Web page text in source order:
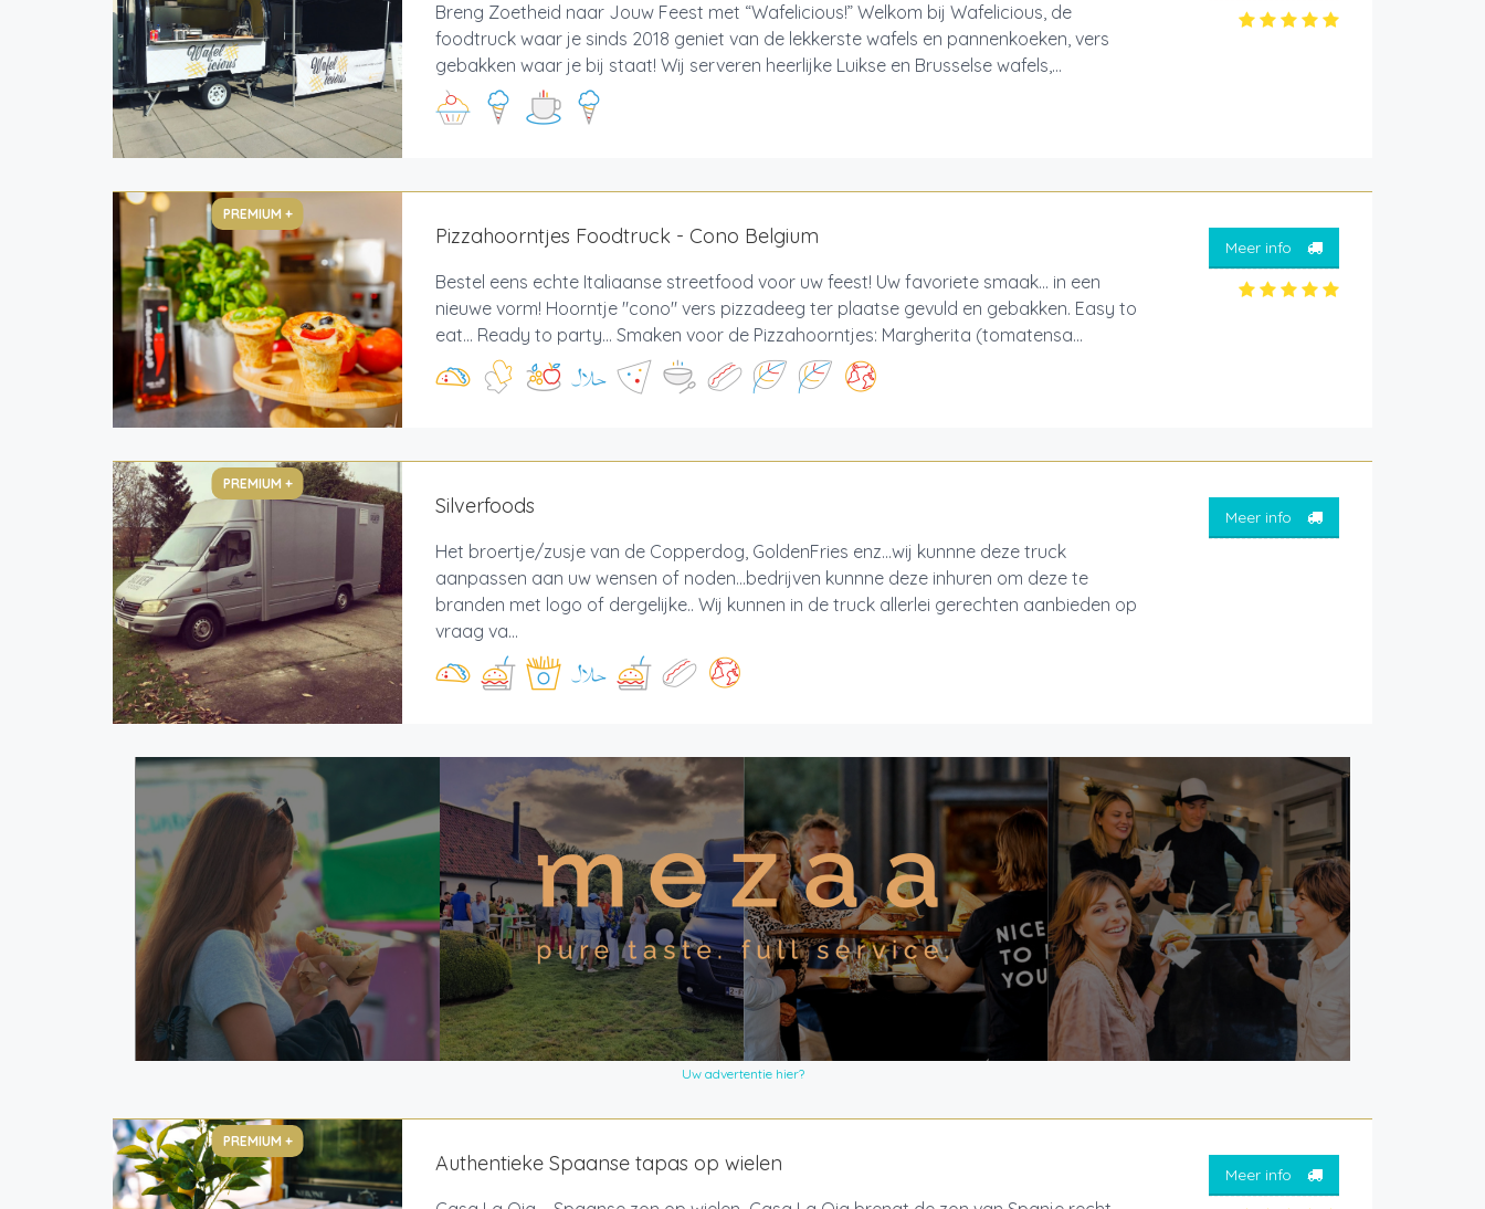
Breng Zoetheid naar Jouw Feest met “Wafelicious!” Welkom bij Wafelicious, de
foodtruck waar je sinds 2018 geniet van de lekkerste wafels en pannenkoeken, vers
gebakken waar je bij staat! Wij serveren heerlijke Luikse en Brusselse wafels,...
PREMIUM +
Pizzahoorntjes Foodtruck - Cono Belgium
Bestel eens echte Italiaanse streetfood voor uw feest! Uw favoriete smaak... in een
nieuwe vorm! Hoorntje "cono" vers pizzadeeg ter plaatse gevuld en gebakken. Easy to
eat... Ready to party... Smaken voor de Pizzahoorntjes: Margherita (tomatensa...
Meer info
PREMIUM +
Silverfoods
Het broertje/zusje van de Copperdog, GoldenFries enz...wij kunnne deze truck
aanpassen aan uw wensen of noden...bedrijven kunnne deze inhuren om deze te
branden met logo of dergelijke.. Wij kunnen in de truck allerlei gerechten aanbieden op
vraag va...
Meer info
Uw advertentie hier?
PREMIUM +
Authentieke Spaanse tapas op wielen Meer info